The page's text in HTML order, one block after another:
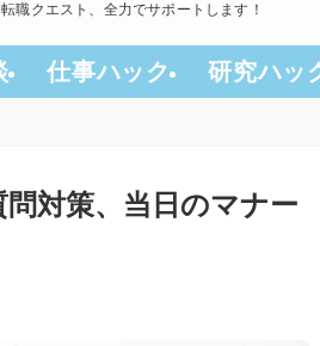
職クエスト、全力でサポートします！
仕事ハック 研究ハッ
対策、当日のマナー